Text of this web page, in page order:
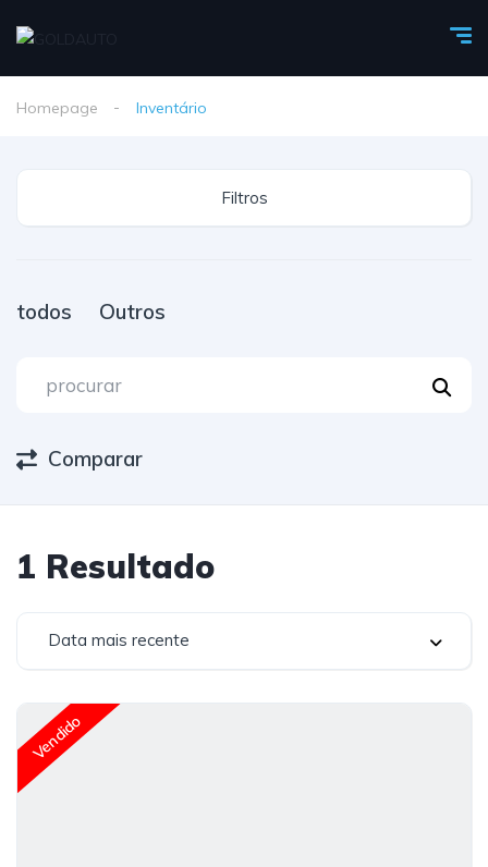
Homepage Inventário
Filtros
todos Outros
Comparar
1 Resultado
Data mais recente
Vendido